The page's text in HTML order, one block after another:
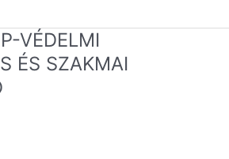
VÉDELMI
ÉS SZAKMAI